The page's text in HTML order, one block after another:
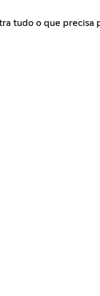
tudo o que precisa